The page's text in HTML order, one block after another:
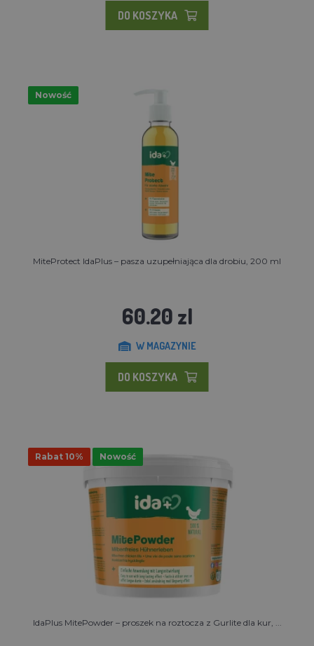
DO KOSZYKA
Nowość
MiteProtect IdaPlus – pasza uzupełniająca dla drobiu, 200 ml
60.20 zl
W MAGAZYNIE
DO KOSZYKA
Rabat 10% Nowość
IdaPlus MitePowder – proszek na roztocza z Gurlite dla kur, ...